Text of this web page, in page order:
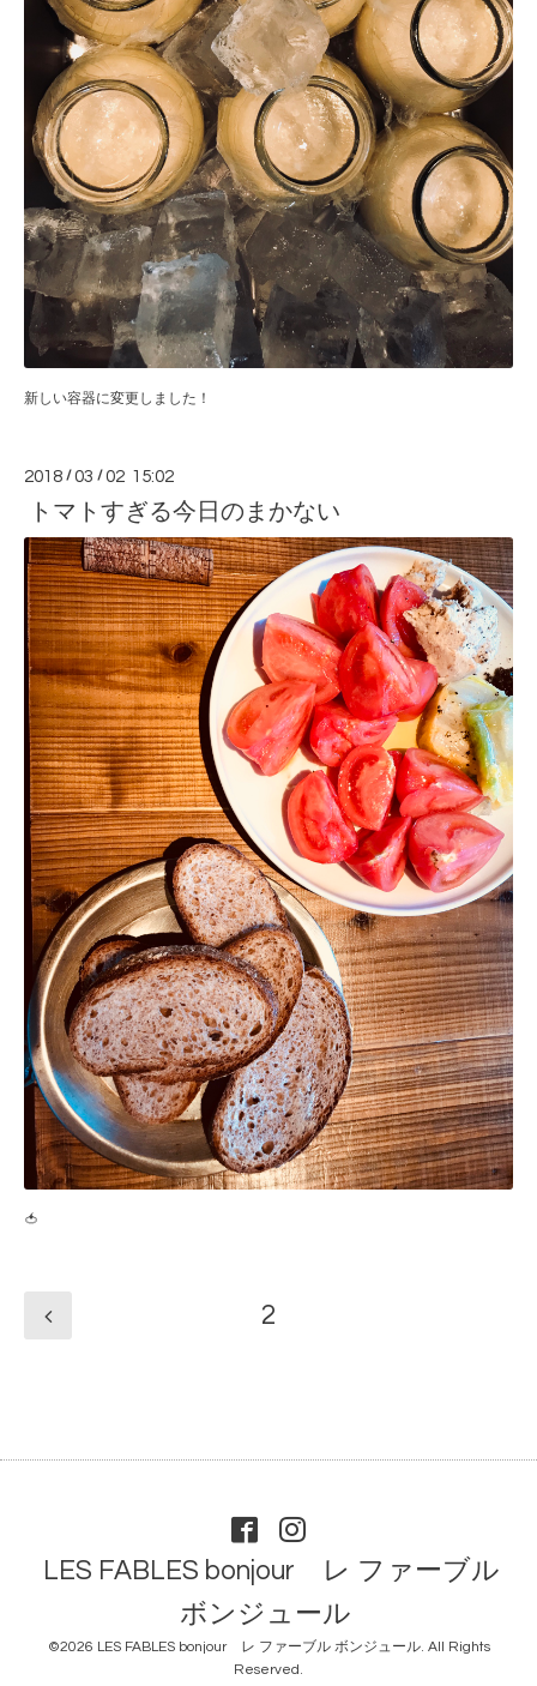
新しい容器に変更しました！
2018 /03 /02 15:02
トマトすぎる今日のまかない
🍅
2
LES FABLES bonjour レ ファーブル
ボンジュール
©2026 LES FABLES bonjour レ ファーブル ボンジュール. All Rights
Reserved.